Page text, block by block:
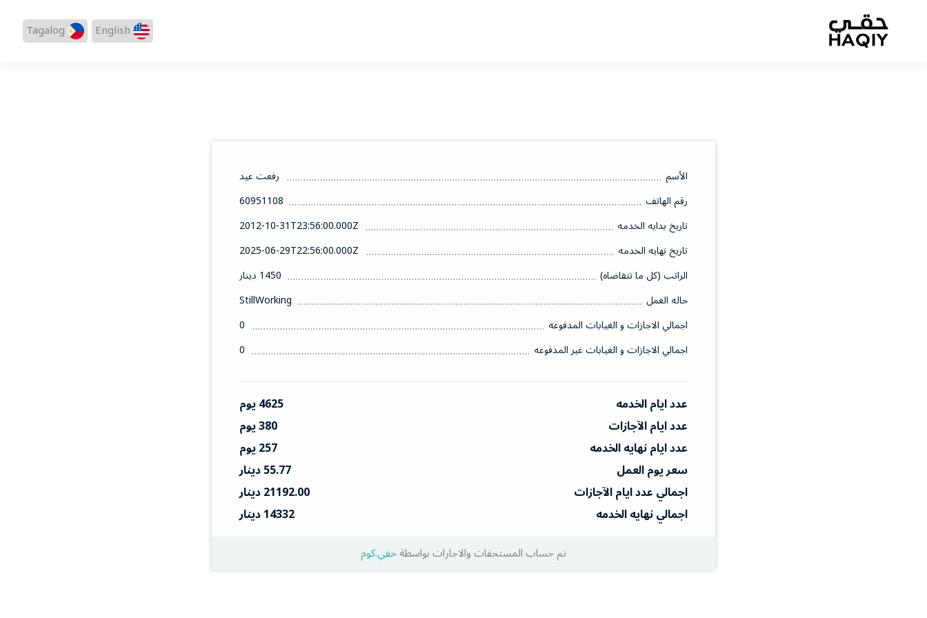
English
Tagalog
الأسم
رفعت عيد
رقم الهاتف
60951108
تاريخ بدايه الخدمه
2012-10-31T23:56:00.000Z
تاريخ نهايه الخدمه
2025-06-29T22:56:00.000Z
الراتب (كل ما تتقاضاه)
1450 دينار
حاله العمل
StillWorking
اجمالي الاجازات و الغيابات المدفوعه
0
اجمالي الاجازات و الغيابات غير المدفوعه
0
عدد ايام الخدمه
4625 يوم
عدد ايام الآجازات
380 يوم
عدد ايام نهايه الخدمه
257 يوم
سعر يوم العمل
55.77 دينار
اجمالي عدد ايام الآجازات
21192.00 دينار
اجمالي نهايه الخدمه
14332 دينار
تم حساب المستحقات والاجارات بواسطةحقي.كوم